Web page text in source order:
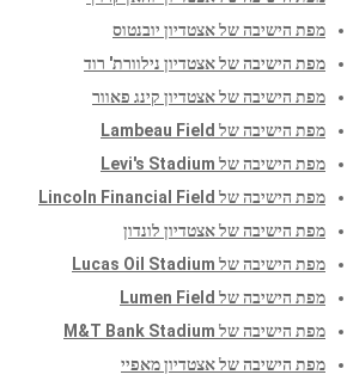
מפת הישיבה של אצטדיון יובנטוס
מפת הישיבה של אצטדיון נילוורת' רוד
מפת הישיבה של אצטדיון קינג פאוור
מפת הישיבה של Lambeau Field
מפת הישיבה של Levi's Stadium
מפת הישיבה של Lincoln Financial Field
מפת הישיבה של אצטדיון לונדון
מפת הישיבה של Lucas Oil Stadium
מפת הישיבה של Lumen Field
מפת הישיבה של M&T Bank Stadium
מפת הישיבה של אצטדיון מאפיי